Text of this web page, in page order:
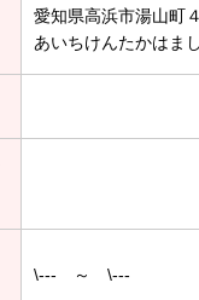
愛知県高浜市湯山町
あいちけんたかはま
\--- ～ \---